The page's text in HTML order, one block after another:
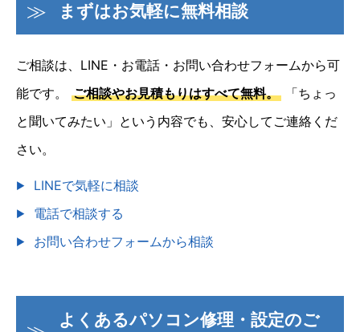
まずはお気軽に無料相談
ご相談は、LINE・お電話・お問い合わせフォームから可
能です。
ご相談やお見積もりはすべて無料。「ちょっ
と聞いてみたい」という内容でも、安心してご連絡くだ
さい。
LINEで気軽に相談
電話で相談する
お問い合わせフォームから相談
よくあるパソコン修理・設定のご